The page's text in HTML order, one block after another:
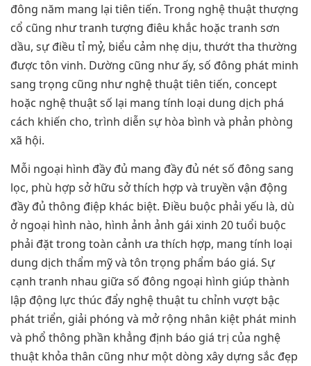
đông năm mang lại tiên tiến. Trong nghệ thuật thượng
cổ cũng như tranh tượng điêu khắc hoặc tranh sơn
dầu, sự điều tỉ mỷ, biểu cảm nhẹ dịu, thướt tha thường
được tôn vinh. Dường cũng như ấy, số đông phát minh
sang trọng cũng như nghệ thuật tiên tiến, concept
hoặc nghệ thuật số lại mang tính loại dung dịch phá
cách khiến cho, trình diễn sự hòa bình và phản phòng
xã hội.
Mỗi ngoại hình đầy đủ mang đầy đủ nét số đông sang
lọc, phù hợp sở hữu sở thích hợp và truyền vận động
đầy đủ thông điệp khác biệt. Điều buộc phải yếu là, dù
ở ngoại hình nào, hình ảnh ảnh gái xinh 20 tuổi buộc
phải đặt trong toàn cảnh ưa thích hợp, mang tính loại
dung dịch thẩm mỹ và tôn trọng phẩm báo giá. Sự
cạnh tranh nhau giữa số đông ngoại hình giúp thành
lập động lực thúc đẩy nghệ thuật tu chỉnh vượt bậc
phát triển, giải phóng và mở rộng nhân kiệt phát minh
và phổ thông phần khẳng định báo giá trị của nghệ
thuật khỏa thân cũng như một dòng xây dựng sắc đẹp